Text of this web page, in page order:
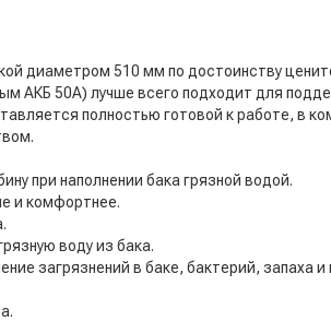
диаметром 510 мм по достоинству
АКБ 50А) лучше всего подходит для
полностью готовой к работе, в
при наполнении бака грязной водой.
и комфортнее.
воду из бака.
загрязнений в баке, бактерий, запаха и